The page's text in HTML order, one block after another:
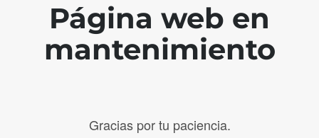
Página web en
mantenimiento
Gracias por tu paciencia.